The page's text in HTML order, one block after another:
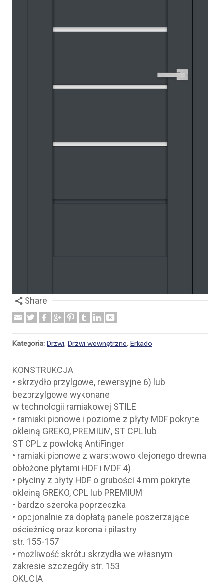
Share
Kategoria: Drzwi, Drzwi wewnętrzne, Erkado
KONSTRUKCJA
• skrzydło przylgowe, rewersyjne 6) lub
bezprzylgowe wykonane
w technologii ramiakowej STILE
• ramiaki pionowe i poziome z płyty MDF pokryte
okleiną GREKO, PREMIUM, ST CPL lub
ST CPL z powłoką AntiFinger
• ramiaki pionowe z warstwowo klejonego drewna
obłożone płytami HDF i MDF 4)
• płyciny z płyty HDF o grubości 4 mm pokryte
okleiną GREKO, CPL lub PREMIUM
• bardzo szeroka poprzeczka
• opcjonalnie za dopłatą panele poszerzające
ościeżnicę oraz korona i pilastry
str. 155-157
• możliwość skrótu skrzydła we własnym
zakresie szczegóły str. 153
OKUCIA